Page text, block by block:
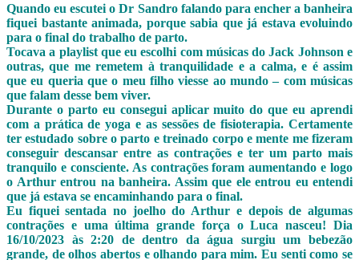
Quando eu escutei o Dr Sandro falando para encher a banheira
fiquei bastante animada, porque sabia que já estava evoluindo
para o final do trabalho de parto.
Tocava a playlist que eu escolhi com músicas do Jack Johnson e
outras, que me remetem à tranquilidade e a calma, e é assim
que eu queria que o meu filho viesse ao mundo – com músicas
que falam desse bem viver.
Durante o parto eu consegui aplicar muito do que eu aprendi
com a prática de yoga e as sessões de fisioterapia. Certamente
ter estudado sobre o parto e treinado corpo e mente me fizeram
conseguir descansar entre as contrações e ter um parto mais
tranquilo e consciente. As contrações foram aumentando e logo
o Arthur entrou na banheira. Assim que ele entrou eu entendi
que já estava se encaminhando para o final.
Eu fiquei sentada no joelho do Arthur e depois de algumas
contrações e uma última grande força o Luca nasceu! Dia
16/10/2023 às 2:20 de dentro da água surgiu um bebezão
grande, de olhos abertos e olhando para mim. Eu senti como se